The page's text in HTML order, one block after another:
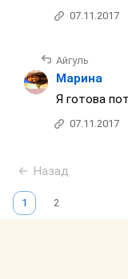
07.11.2017
Айгуль
Марина
Я готова
07.11.2017
Назад
1 2